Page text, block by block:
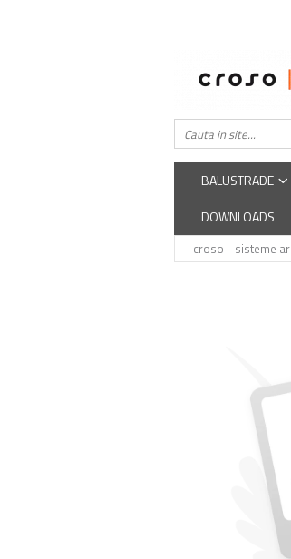
BALUSTRADE
DOWNLOADS
croso - sisteme